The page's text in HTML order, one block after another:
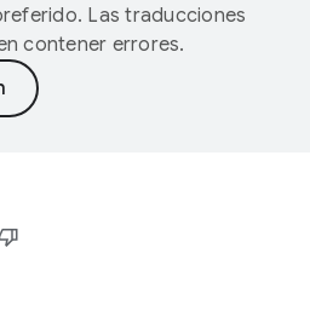
Las traducciones
contener errores.